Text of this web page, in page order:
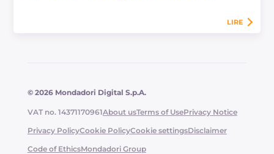
LIRE
© 2026 Mondadori Digital S.p.A.
VAT no. 14371170961About usTerms of UsePrivacy Notice
Privacy PolicyCookie PolicyCookie settingsDisclaimer
Code of EthicsMondadori Group